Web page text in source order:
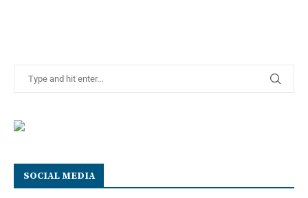
SOCIAL MEDIA